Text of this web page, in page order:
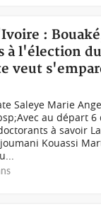
:
à l'élection du
veut
Saleye Marie
au départ
à savoir
Kouassi